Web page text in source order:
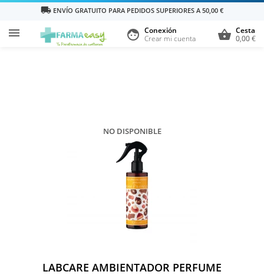
local_shipping ENVÍO GRATUITO PARA PEDIDOS SUPERIORES A 50,00 €
 shopping_basket Cesta
0,00 €
face Conexión
Crear mi cuenta
NO DISPONIBLE
LABCARE AMBIENTADOR PERFUME